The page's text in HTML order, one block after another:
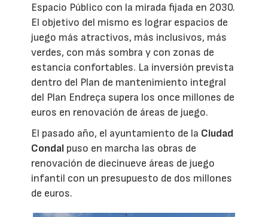
Espacio Público con la mirada fijada en 2030.
El objetivo del mismo es lograr espacios de
juego más atractivos, más inclusivos, más
verdes, con más sombra y con zonas de
estancia confortables. La inversión prevista
dentro del Plan de mantenimiento integral
del Plan Endreça supera los once millones de
euros en renovación de áreas de juego.
El pasado año, el ayuntamiento de la Ciudad
Condal puso en marcha las obras de
renovación de diecinueve áreas de juego
infantil con un presupuesto de dos millones
de euros.